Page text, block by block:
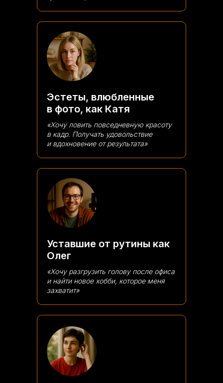
«Хочу ловить повседневную красоту
в кадр. Получать удовольствие
и вдохновение от результата»
Эстеты, влюбленные
в фото, как Катя
«Хочу разгрузить голову после офиса
и найти новое хобби, которое меня
захватит»
Уставшие от рутины как
Олег